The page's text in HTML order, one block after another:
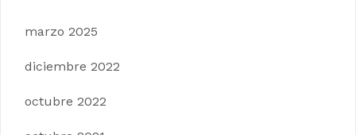
marzo 2025
diciembre 2022
octubre 2022